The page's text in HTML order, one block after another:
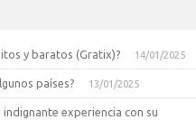
y baratos (Gratix)? 14/01/2025
países? 13/01/2025
indignante experiencia con su